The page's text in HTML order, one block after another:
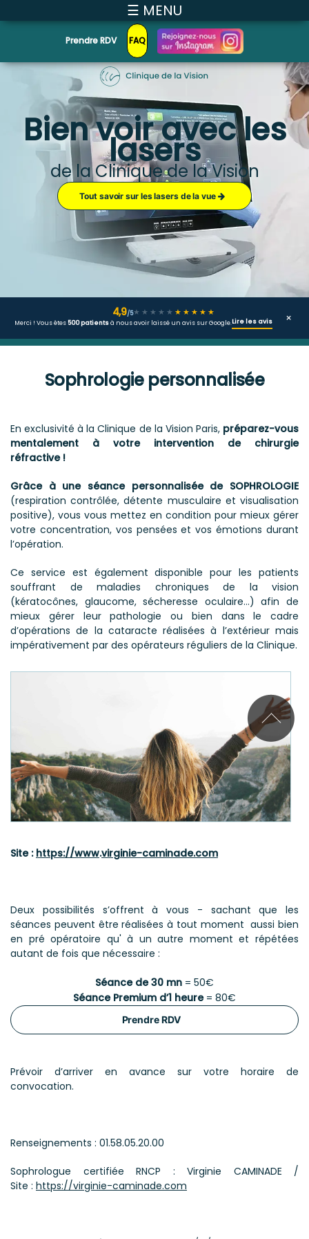
☰ MENU
Prendre RDV FAQ
Bien voir avec les
lasers
de la Clinique de la Vision
Tout savoir sur les lasers de la vue
4,9/5★★★★★ ★★★★★
Merci ! Vous êtes500 patientsà nous avoir laissé un avis sur Google.Lire les avis ×
Sophrologie personnalisée
Vous êtes ici
En exclusivité à la Clinique de la Vision Paris, préparez-vous
mentalement à votre intervention
de chirurgie
réfractive !
Grâce à une séance personnalisée de SOPHROLOGIE
(respiration contrôlée, détente musculaire et visualisation
positive), vous vous mettez en condition pour mieux gérer
votre concentration, vos pensées et vos émotions durant
l’opération.
Ce service est également disponible pour les patients
souffrant de maladies chroniques de la vision
(kératocônes, glaucome, sécheresse oculaire…) afin de
mieux gérer leur pathologie ou bien dans le cadre
d’opérations de la cataracte réalisées à l’extérieur mais
impérativement par des opérateurs réguliers de la Clinique.
Site : https://www.virginie-caminade.com
Deux possibilités s’offrent à vous - sachant que les
séances peuvent être réalisées à tout moment aussi bien
en pré opératoire qu' à un autre moment et répétées
autant de fois que nécessaire :
Séance de 30 mn = 50€
Séance Premium d’1 heure= 80€
Prendre RDV
Prévoir d’arriver en avance sur votre horaire de
convocation.
Renseignements : 01.58.05.20.00
Sophrologue certifiée RNCP : Virginie CAMINADE /
Site : https://virginie-caminade.com